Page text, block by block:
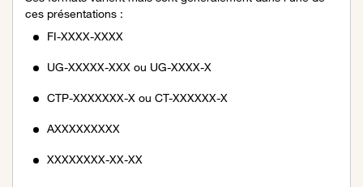
ces présentations :
FI-XXXX-XXXX
UG-XXXXX-XXX ou UG-XXXX-X
CTP-XXXXXXX-X ou CT-XXXXXX-X
AXXXXXXXXX
XXXXXXXX-XX-XX